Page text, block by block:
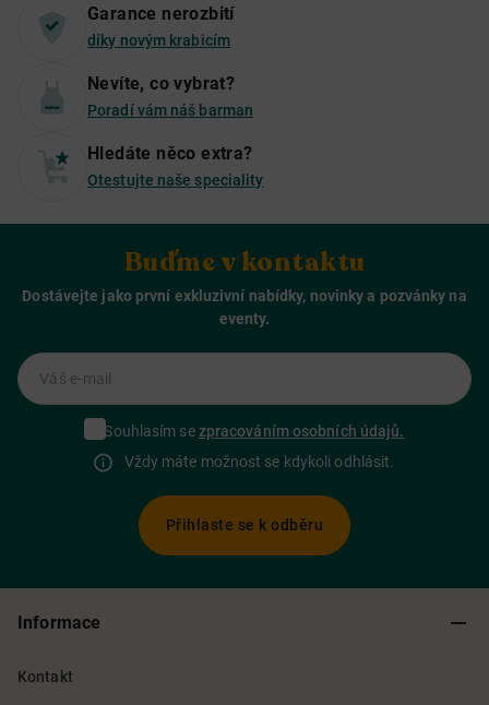
Garance nerozbití
díky novým krabicím
Nevíte, co vybrat?
Poradí vám náš barman
Hledáte něco extra?
Otestujte naše speciality
Buďme v kontaktu
Dostávejte jako první exkluzivní nabídky, novinky a pozvánky na
eventy.
Váš e-mail
Souhlasím sezpracováním osobních údajů.
Vždy máte možnost se kdykoli odhlásit.
Přihlaste se k odběru
Informace
Kontakt